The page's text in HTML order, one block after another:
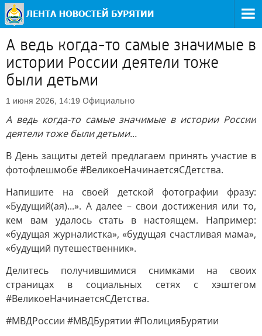
А ведь когда-то самые значимые в
истории России деятели тоже
были детьми
1 июня 2026, 14:19 Официально
А ведь когда-то самые значимые в истории России
деятели тоже были детьми...
В День защиты детей предлагаем принять участие в
фотофлешмобе #ВеликоеНачинаетсяСДетства.
Напишите на своей детской фотографии фразу:
«Будущий(ая)...». А далее – свои достижения или то,
кем вам удалось стать в настоящем. Например:
«будущая журналистка», «будущая счастливая мама»,
«будущий путешественник».
Делитесь получившимися снимками на своих
страницах в социальных сетях с хэштегом
#ВеликоеНачинаетсяСДетства.
#МВДРоссии #МВДБурятии #ПолицияБурятии